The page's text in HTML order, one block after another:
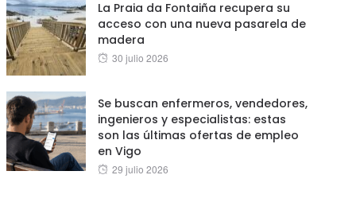
La Praia da Fontaiña recupera su
acceso con una nueva pasarela de
madera
Posted
30 julio 2026
Se buscan enfermeros, vendedores,
ingenieros y especialistas: estas
son las últimas ofertas de empleo
en Vigo
Posted
29 julio 2026